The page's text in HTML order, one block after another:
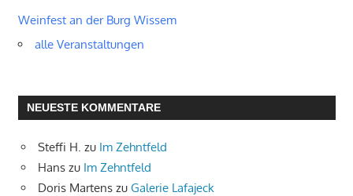
Weinfest an der Burg Wissem
alle Veranstaltungen
NEUESTE KOMMENTARE
Steffi H. zu Im Zehntfeld
Hans zu Im Zehntfeld
Doris Martens zu Galerie Lafajeck